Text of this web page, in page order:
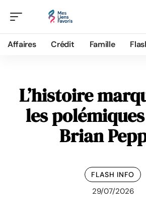
Affaires Crédit Famille
L’histoire
les
Brian
FLASH INFO
29/07/2026